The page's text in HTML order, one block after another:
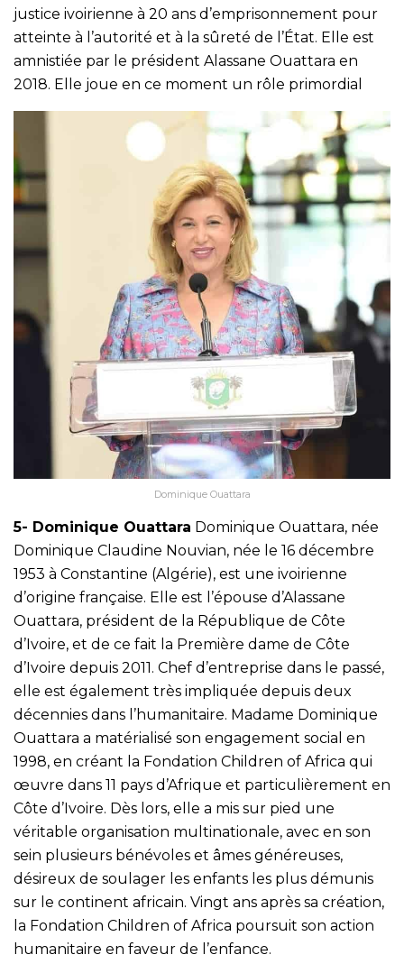
justice ivoirienne à 20 ans d’emprisonnement pour
atteinte à l’autorité et à la sûreté de l’État. Elle est
amnistiée par le président Alassane Ouattara en
2018. Elle joue en ce moment un rôle primordial
Dominique Ouattara
5- Dominique Ouattara Dominique Ouattara, née
Dominique Claudine Nouvian, née le 16 décembre
1953 à Constantine (Algérie), est une ivoirienne
d’origine française. Elle est l’épouse d’Alassane
Ouattara, président de la République de Côte
d’Ivoire, et de ce fait la Première dame de Côte
d’Ivoire depuis 2011. Chef d’entreprise dans le passé,
elle est également très impliquée depuis deux
décennies dans l’humanitaire. Madame Dominique
Ouattara a matérialisé son engagement social en
1998, en créant la Fondation Children of Africa qui
œuvre dans 11 pays d’Afrique et particulièrement en
Côte d’Ivoire. Dès lors, elle a mis sur pied une
véritable organisation multinationale, avec en son
sein plusieurs bénévoles et âmes généreuses,
désireux de soulager les enfants les plus démunis
sur le continent africain. Vingt ans après sa création,
la Fondation Children of Africa poursuit son action
humanitaire en faveur de l’enfance.